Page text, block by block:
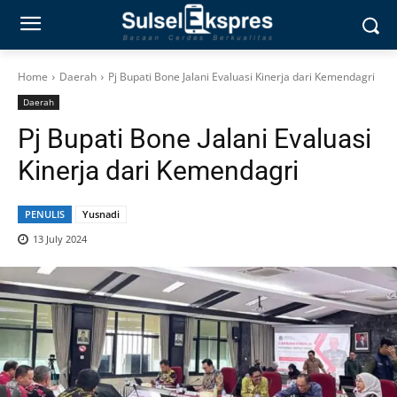
Home Daerah Pj Bupati Bone Jalani Evaluasi Kinerja dari Kemendagri
Daerah
Pj Bupati Bone Jalani Evaluasi
Kinerja dari Kemendagri
PENULIS
Yusnadi
13 July 2024